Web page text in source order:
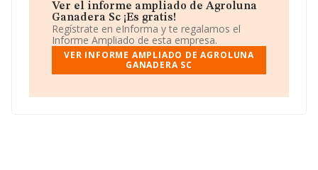
Ver el informe ampliado de Agroluna
Ganadera Sc ¡Es gratis!
Regístrate en eInforma y te regalamos el
Informe Ampliado de esta empresa.
VER INFORME AMPLIADO DE AGROLUNA
GANADERA SC